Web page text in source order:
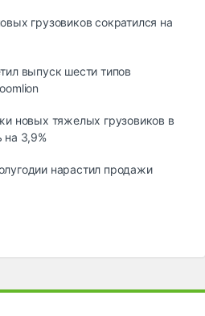
грузовиков сократился на
выпуск шести типов
новых тяжелых грузовиков в
на 3,9%
нарастил продажи